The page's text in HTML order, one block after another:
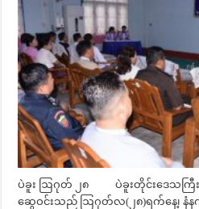
ပဲခူး ဩဂုတ် ၂၈ ပဲခူးတိုင်းဒေသကြီးအစို
ဆွေဝင်းသည် ဩဂုတ်လ(၂၈)ရက်နေ့၊ နံနက်